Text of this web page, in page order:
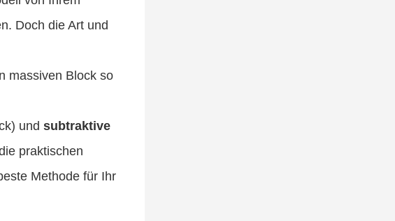
Doch die Art und
massiven Block so
und subtraktive
praktischen
Methode für Ihr